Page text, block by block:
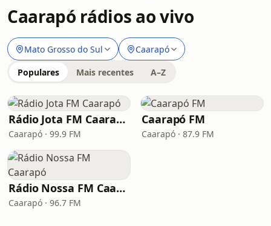
Caarapó rádios ao vivo
Mato Grosso do Sul Caarapó
Populares Mais recentes A–Z
Rádio Jota FM Caarapó
Caarapó · 99.9 FM
Caarapó FM
Caarapó · 87.9 FM
Rádio Nossa FM Caarapó
Caarapó · 96.7 FM